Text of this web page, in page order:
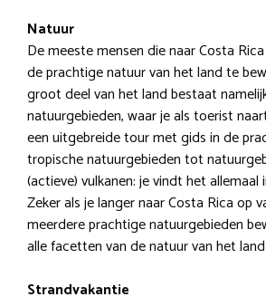
Natuur
De meeste mensen die naar Costa
de prachtige natuur van het land te
groot deel van het land bestaat
natuurgebieden, waar je als toerist
een uitgebreide tour met gids in de
tropische natuurgebieden tot
(actieve) vulkanen: je vindt het allemaal
Zeker als je langer naar Costa Rica op
meerdere prachtige natuurgebieden
alle facetten van de natuur van het
Strandvakantie